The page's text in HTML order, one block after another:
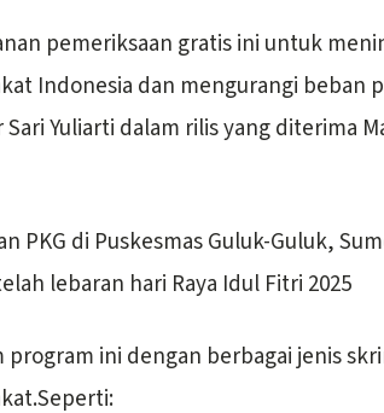
pemeriksaan gratis ini untuk
Indonesia dan mengurangi beban
Yuliarti dalam rilis yang diterima
PKG di Puskesmas Guluk-Guluk,
lebaran hari Raya Idul Fitri 2025
program ini dengan berbagai jenis